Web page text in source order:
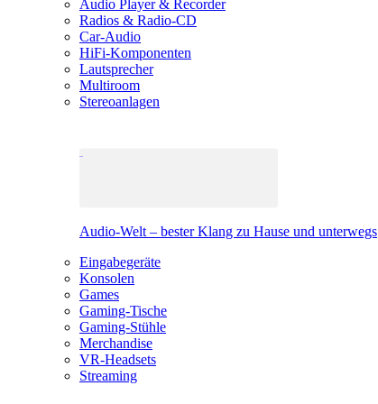
Audio Player & Recorder
Radios & Radio-CD
Car-Audio
HiFi-Komponenten
Lautsprecher
Multiroom
Stereoanlagen
Audio-Welt – bester Klang zu Hause und unterwegs
Eingabegeräte
Konsolen
Games
Gaming-Tische
Gaming-Stühle
Merchandise
VR-Headsets
Streaming